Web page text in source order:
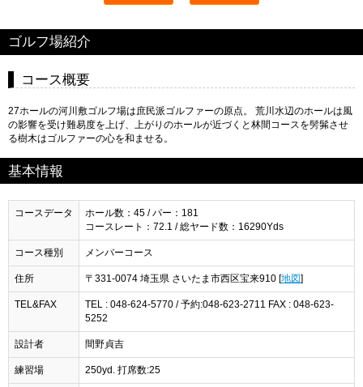
ゴルフ場紹介
コース概要
27ホールの河川敷ゴルフ場は庶民派ゴルファーの原点。 荒川水辺のホールは風
の影響を受け難易度を上げ、上がりのホールが近づくと林間コースを髣髴させ
る樹木はゴルファーの心を和ませる。
基本情報
コースデータ
ホール数：45 / パー：181
コースレート：72.1 / 総ヤード数：16290Yds
コース種別 メンバーコース
住所 〒331-0074 埼玉県 さいたま市西区宝来910 [ 地図
TEL&FAX
TEL : 048-624-5770 / 予約:048-623-2711 FAX : 048-623-
5252
設計者 間野貞吉
練習場 250yd. 打席数:25